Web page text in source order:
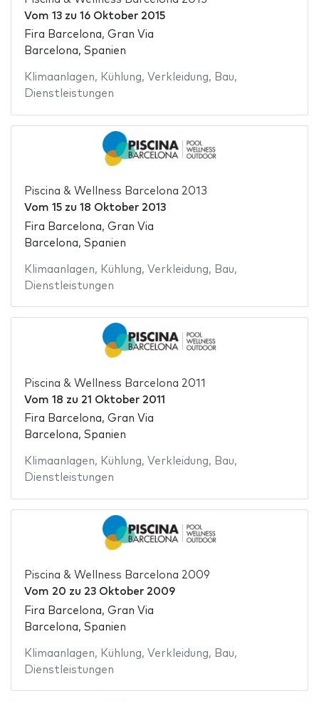
Vom 13zu 16 Oktober 2015
Fira Barcelona, Gran Via
Barcelona, Spanien
Klimaanlagen, Kühlung, Verkleidung, Bau,
Dienstleistungen
Piscina & Wellness Barcelona 2013
Vom 15zu 18 Oktober 2013
Fira Barcelona, Gran Via
Barcelona, Spanien
Klimaanlagen, Kühlung, Verkleidung, Bau,
Dienstleistungen
Piscina & Wellness Barcelona 2011
Vom 18 zu 21 Oktober 2011
Fira Barcelona, Gran Via
Barcelona, Spanien
Klimaanlagen, Kühlung, Verkleidung, Bau,
Dienstleistungen
Piscina & Wellness Barcelona 2009
Vom 20 zu 23 Oktober 2009
Fira Barcelona, Gran Via
Barcelona, Spanien
Klimaanlagen, Kühlung, Verkleidung, Bau,
Dienstleistungen